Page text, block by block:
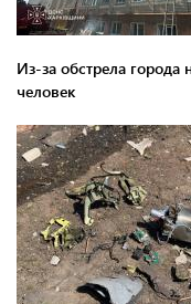
Из-за обстрела
человек